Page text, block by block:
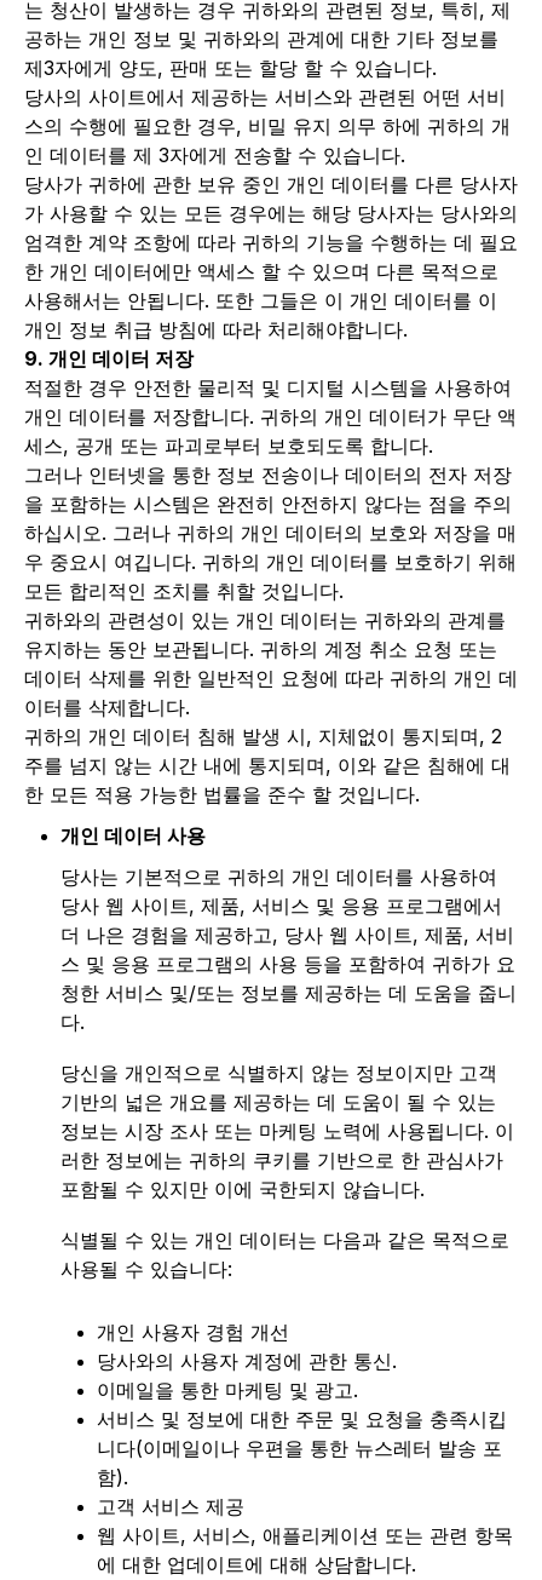
는 청산이 발생하는 경우 귀하와의 관련된 정보, 특히, 제
공하는 개인 정보 및 귀하와의 관계에 대한 기타 정보를
제3자에게 양도, 판매 또는 할당 할 수 있습니다.
당사의 사이트에서 제공하는 서비스와 관련된 어떤 서비
스의 수행에 필요한 경우, 비밀 유지 의무 하에 귀하의 개
인 데이터를 제 3자에게 전송할 수 있습니다.
당사가 귀하에 관한 보유 중인 개인 데이터를 다른 당사자
가 사용할 수 있는 모든 경우에는 해당 당사자는 당사와의
엄격한 계약 조항에 따라 귀하의 기능을 수행하는 데 필요
한 개인 데이터에만 액세스 할 수 있으며 다른 목적으로
사용해서는 안됩니다. 또한 그들은 이 개인 데이터를 이
개인 정보 취급 방침에 따라 처리해야합니다.
9. 개인 데이터 저장
적절한 경우 안전한 물리적 및 디지털 시스템을 사용하여
개인 데이터를 저장합니다. 귀하의 개인 데이터가 무단 액
세스, 공개 또는 파괴로부터 보호되도록 합니다.
그러나 인터넷을 통한 정보 전송이나 데이터의 전자 저장
을 포함하는 시스템은 완전히 안전하지 않다는 점을 주의
하십시오. 그러나 귀하의 개인 데이터의 보호와 저장을 매
우 중요시 여깁니다. 귀하의 개인 데이터를 보호하기 위해
모든 합리적인 조치를 취할 것입니다.
귀하와의 관련성이 있는 개인 데이터는 귀하와의 관계를
유지하는 동안 보관됩니다. 귀하의 계정 취소 요청 또는
데이터 삭제를 위한 일반적인 요청에 따라 귀하의 개인 데
이터를 삭제합니다.
귀하의 개인 데이터 침해 발생 시, 지체없이 통지되며, 2
주를 넘지 않는 시간 내에 통지되며, 이와 같은 침해에 대
한 모든 적용 가능한 법률을 준수 할 것입니다.
개인 데이터 사용
당사는 기본적으로 귀하의 개인 데이터를 사용하여
당사 웹 사이트, 제품, 서비스 및 응용 프로그램에서
더 나은 경험을 제공하고, 당사 웹 사이트, 제품, 서비
스 및 응용 프로그램의 사용 등을 포함하여 귀하가 요
청한 서비스 및/또는 정보를 제공하는 데 도움을 줍니
다.
당신을 개인적으로 식별하지 않는 정보이지만 고객
기반의 넓은 개요를 제공하는 데 도움이 될 수 있는
정보는 시장 조사 또는 마케팅 노력에 사용됩니다. 이
러한 정보에는 귀하의 쿠키를 기반으로 한 관심사가
포함될 수 있지만 이에 국한되지 않습니다.
식별될 수 있는 개인 데이터는 다음과 같은 목적으로
사용될 수 있습니다:
개인 사용자 경험 개선
당사와의 사용자 계정에 관한 통신.
이메일을 통한 마케팅 및 광고.
서비스 및 정보에 대한 주문 및 요청을 충족시킵
니다(이메일이나 우편을 통한 뉴스레터 발송 포
함).
고객 서비스 제공
웹 사이트, 서비스, 애플리케이션 또는 관련 항목
에 대한 업데이트에 대해 상담합니다.